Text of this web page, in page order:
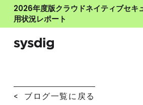
2026年度版クラウドネイティブセキ
用状況レポート
< ブログ一覧に戻る